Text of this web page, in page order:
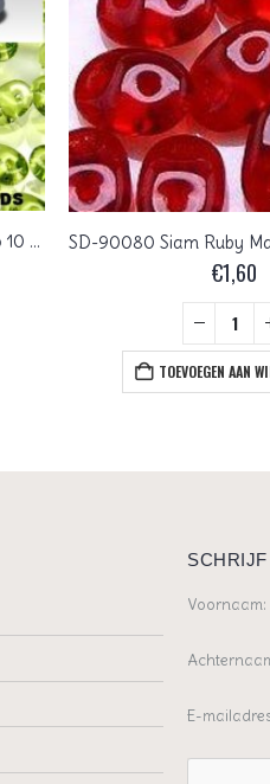
SD-50230 Olivine Matubo SuperDuo 10 gram
€1,60
TOEVOEGEN AAN
Voornaam:
E-